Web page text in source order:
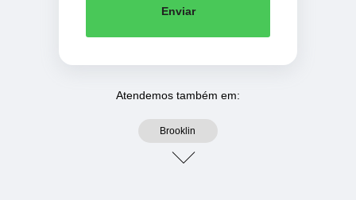
Enviar
Atendemos também em:
Brooklin